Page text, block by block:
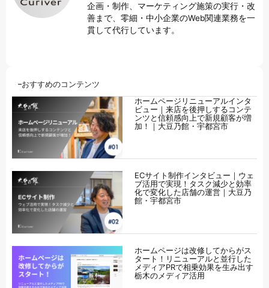
企画・制作、マーケティング施策の実行・改
善まで、零細・中小企業のWeb関連業務を一
貫して代行しています。
おすすめのコンテンツ
ホームページリニューアルインタ
ビュー｜来店を後押しするコンテ
ンツと信頼感向上で新規顧客が増
加！｜大豆乃館・宇都宮市
ECサイト制作インタビュー｜ウェ
ブ活用で実現！タスク減少と効率
化で変化した店舗の運営｜大豆乃
館・宇都宮市
ホームページは改修してからがス
タート！リニューアルと並行した
メディアPRで相乗効果を生み出す
栃木のメディア活用